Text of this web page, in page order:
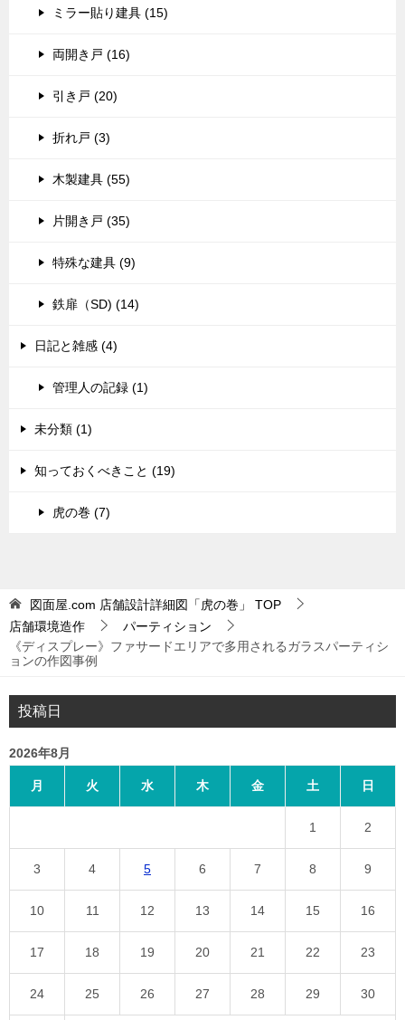
ミラー貼り建具 (15)
両開き戸 (16)
引き戸 (20)
折れ戸 (3)
木製建具 (55)
片開き戸 (35)
特殊な建具 (9)
鉄扉（SD) (14)
日記と雑感 (4)
管理人の記録 (1)
未分類 (1)
知っておくべきこと (19)
虎の巻 (7)
図面屋.com 店舗設計詳細図「虎の巻」
TOP
店舗環境造作
パーティション
《ディスプレー》ファサードエリアで多用されるガラスパーティシ
ョンの作図事例
投稿日
2026年8月
月 火 水 木 金 土 日
1 2
3 4 5 6 7 8 9
10 11 12 13 14 15 16
17 18 19 20 21 22 23
24 25 26 27 28 29 30